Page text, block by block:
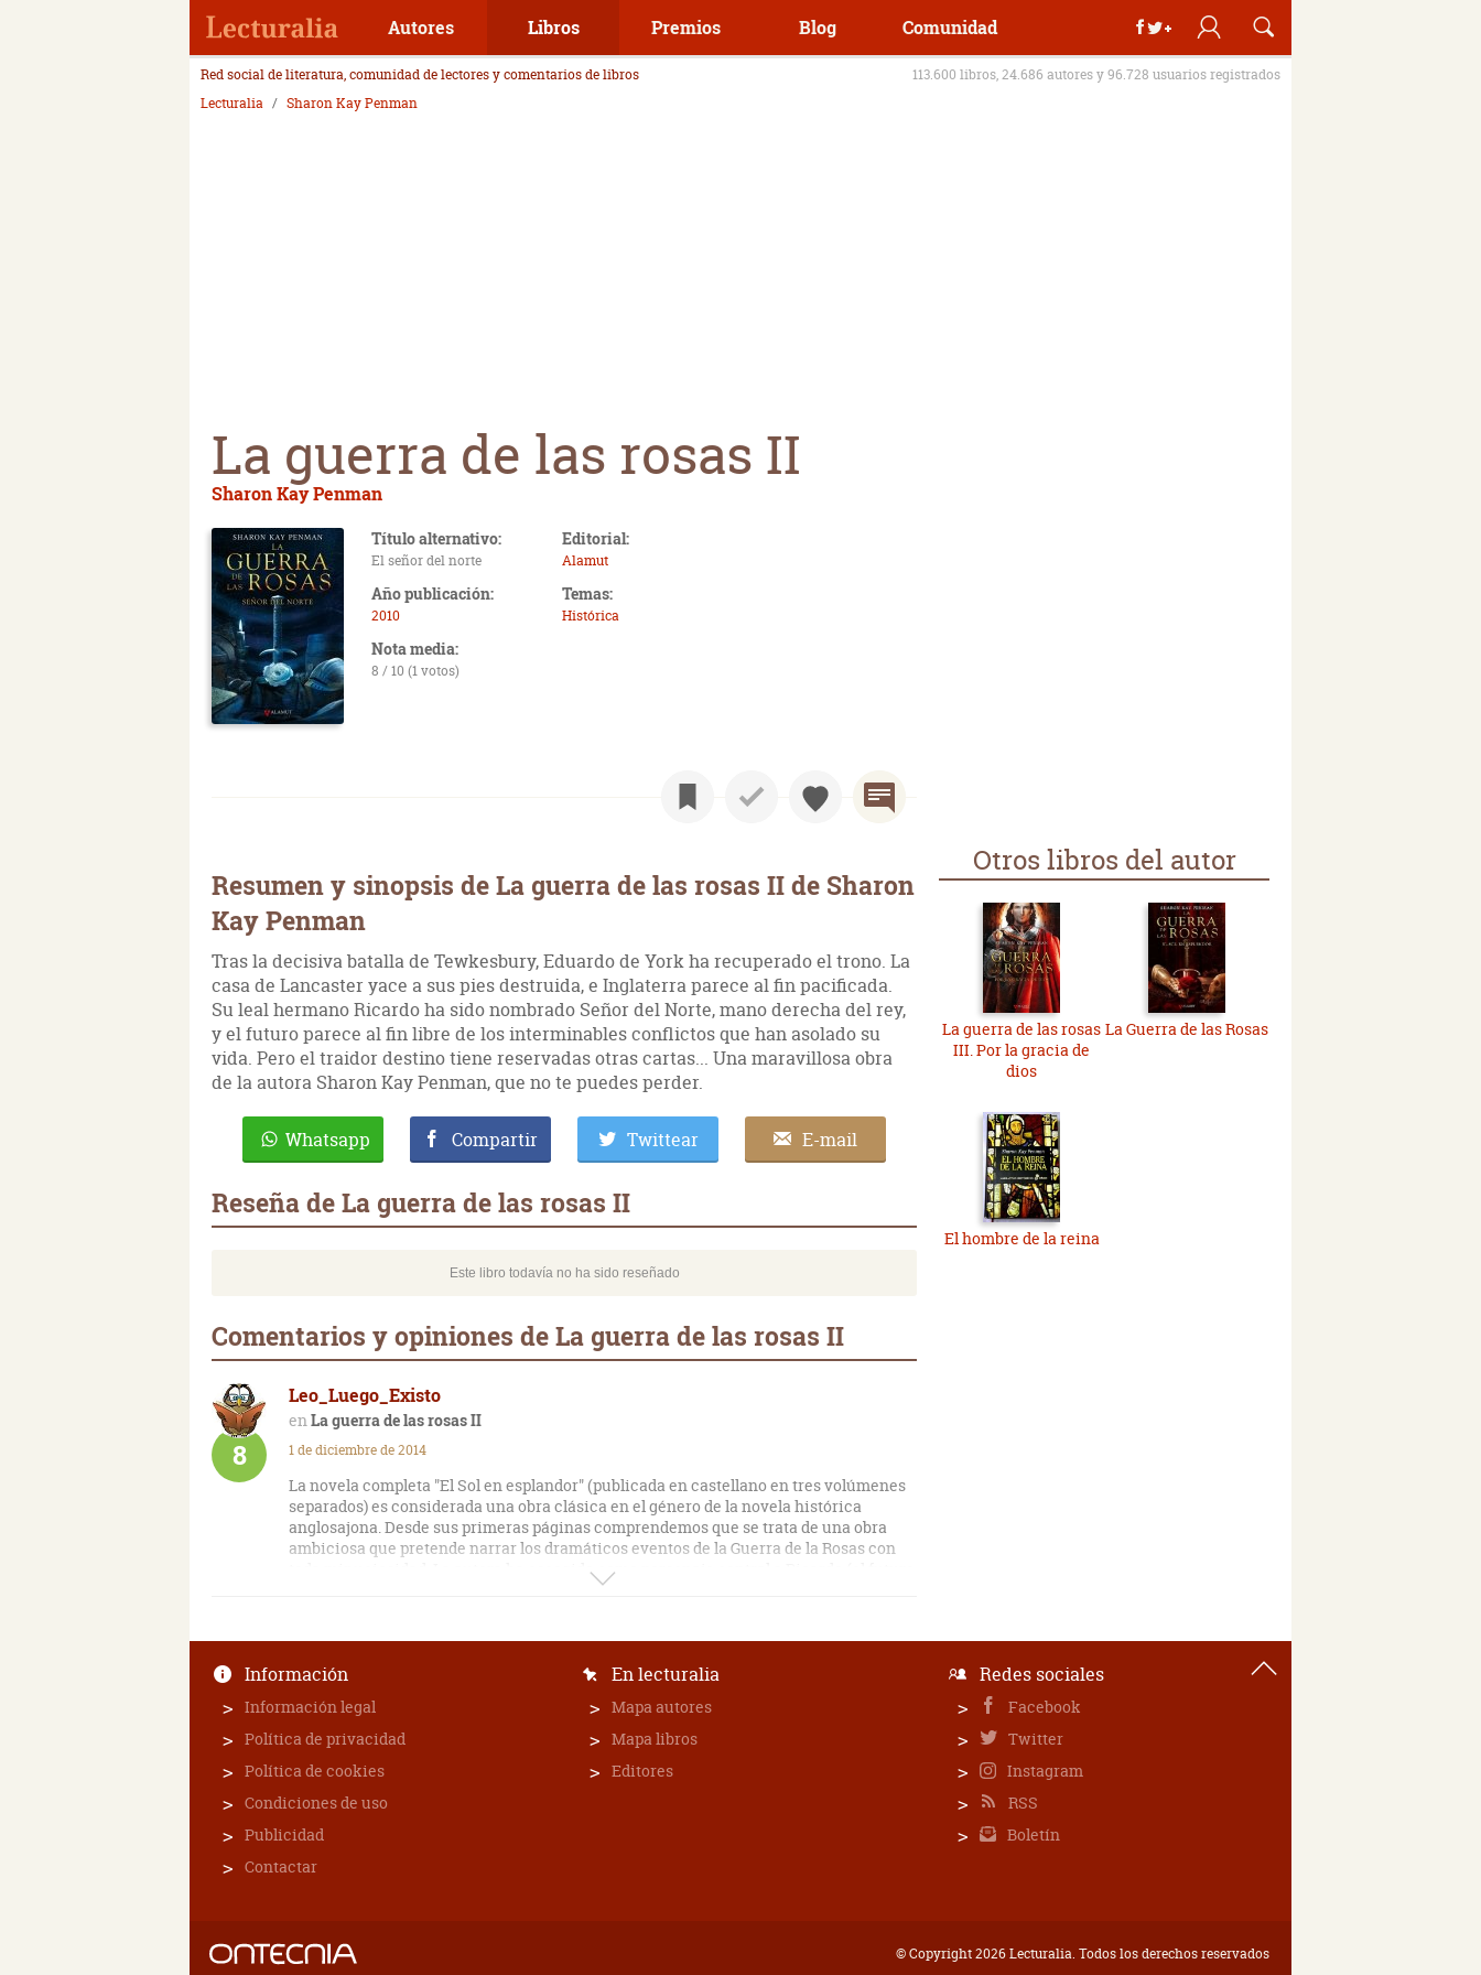
Autores Libros Premios Blog Comunidad
Red social de literatura, comunidad de lectores y comentarios de libros
113.600 libros, 24.686 autores y 96.728 usuarios registrados
Lecturalia
Sharon Kay Penman
La guerra de las rosas II
Sharon Kay Penman
Título alternativo:
El señor del norte
Editorial:
Alamut
Año publicación:
2010
Temas:
Histórica
Nota media:
8 / 10 (1 votos)
Resumen y sinopsis de La guerra de las rosas II de Sharon
Kay Penman
Tras la decisiva batalla de Tewkesbury, Eduardo de York ha recuperado el trono. La
casa de Lancaster yace a sus pies destruida, e Inglaterra parece al fin pacificada.
Su leal hermano Ricardo ha sido nombrado Señor del Norte, mano derecha del rey,
y el futuro parece al fin libre de los interminables conflictos que han asolado su
vida. Pero el traidor destino tiene reservadas otras cartas... Una maravillosa obra
de la autora Sharon Kay Penman, que no te puedes perder.
Whatsapp Compartir Twittear E-mail
Reseña de La guerra de las rosas II
Este libro todavía no ha sido reseñado
Comentarios y opiniones de La guerra de las rosas II
Leo_Luego_Existo
La guerra de las rosas II
8 1 de diciembre de 2014
La novela completa "El Sol en esplandor" (publicada en castellano en tres volúmenes
separados) es considerada una obra clásica en el género de la novela histórica
anglosajona. Desde sus primeras páginas comprendemos que se trata de una obra
ambiciosa que pretende narrar los dramáticos eventos de la Guerra de la Rosas con
toda minuciosidad. La autora ha escogido como personaje central a Ricardo (el futuro
rey Ricardo III) para presentar la historia que culminará precisamente con la muerte
la infancia misma de Ricardo. Los acontecimientos se tornan paulatinamente
dramáticos y la novela gana en ímpetu e interés. Como está narrada en tercera
persona, disponemos del punto de vista de numerosos personajes centrales, no solo el
del joven Ricardo. De hecho, Ricardo no adquiere prominencia sino en la tercer
Los capítulos están cuidadosamente contruídos y fechados, lo que nos permite contar
ágil como en las novelas de Philippa Gregory sobre los mismos acontecimientos ("La
reina blanca" y "La reina roja"), nos queda la impresión de que la Guerra de las Rosas
Otros libros del autor
La guerra de las rosas
III. Por la gracia de
dios
La Guerra de las Rosas
El hombre de la reina
Información
Información legal
Política de privacidad
Política de cookies
Condiciones de uso
Publicidad
Contactar
En lecturalia
Mapa autores
Mapa libros
Editores
Redes sociales
Facebook
Twitter
Instagram
RSS
Boletín
© Copyright 2026 Lecturalia. Todos los derechos reservados